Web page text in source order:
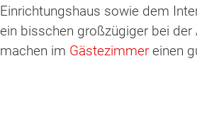
Einrichtungshaus sowie dem
ein bisschen großzügiger bei
machen im Gästezimmer einen